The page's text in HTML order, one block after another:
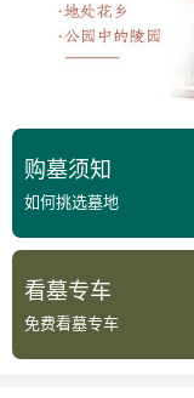
购墓须知
如何挑选墓地
看墓专车
免费看墓专车